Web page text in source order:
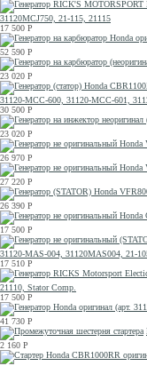
31120MCJ750, 21-115, 21115
17 500 Р
52 590 Р
23 020 Р
31120-MCC-600, 31120-MCC-601,
30 500 Р
23 020 Р
26 970 Р
27 220 Р
26 390 Р
17 500 Р
31120-MAS-004, 31120MAS004, 21-
17 510 Р
21110, Stator Comp.
17 500 Р
41 730 Р
2 160 Р